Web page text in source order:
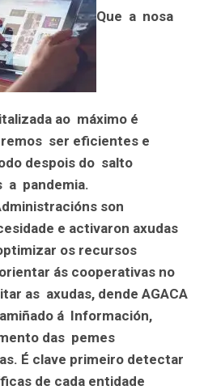
Que a nosa
ao máximo é
ser eficientes e
despois do salto
a pandemia.
son
e activaron axudas
os recursos
ás cooperativas no
as axudas, dende AGACA
á Información,
das pemes
É clave primeiro detectar
de cada entidade